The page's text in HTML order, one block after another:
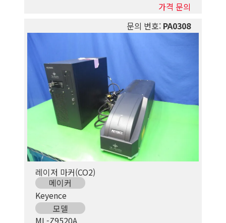
가격 문의
문의 번호:PA0308
레이저 마커(CO2)
메이커
Keyence
모델
ML-Z9520A